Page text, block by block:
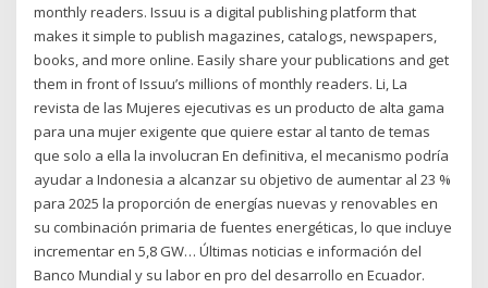
monthly readers. Issuu is a digital publishing platform that
makes it simple to publish magazines, catalogs, newspapers,
books, and more online. Easily share your publications and get
them in front of Issuu’s millions of monthly readers. Li, La
revista de las Mujeres ejecutivas es un producto de alta gama
para una mujer exigente que quiere estar al tanto de temas
que solo a ella la involucran En definitiva, el mecanismo podría
ayudar a Indonesia a alcanzar su objetivo de aumentar al 23 %
para 2025 la proporción de energías nuevas y renovables en
su combinación primaria de fuentes energéticas, lo que incluye
incrementar en 5,8 GW… Últimas noticias e información del
Banco Mundial y su labor en pro del desarrollo en Ecuador.